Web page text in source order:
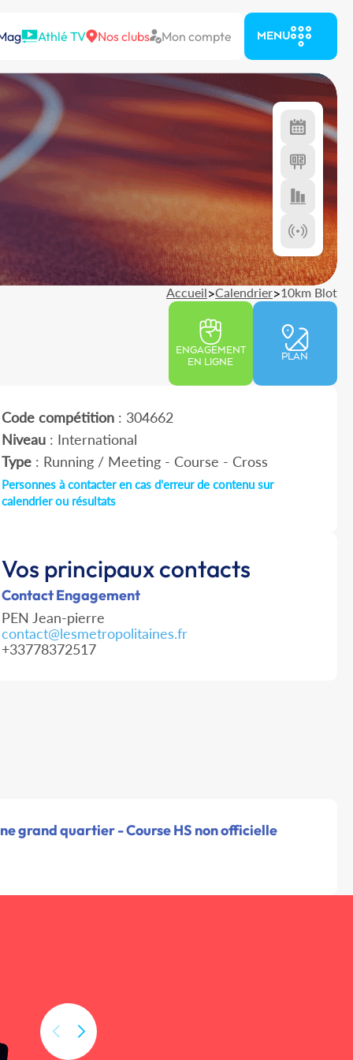
Athlé TV Nos clubs Mon compte MENU
Accueil>Calendrier>10km Blot
ENGAGEMENT
EN LIGNE
PLAN
Code compétition: 304662
Niveau: International
Type: Running / Meeting - Course - Cross
Personnes à contacter en cas d'erreur de contenu sur
calendrier ou résultats
Vos principaux contacts
Contact Engagement
PEN Jean-pierre
contact@lesmetropolitaines.fr
+33778372517
grand quartier - Course HS non officielle